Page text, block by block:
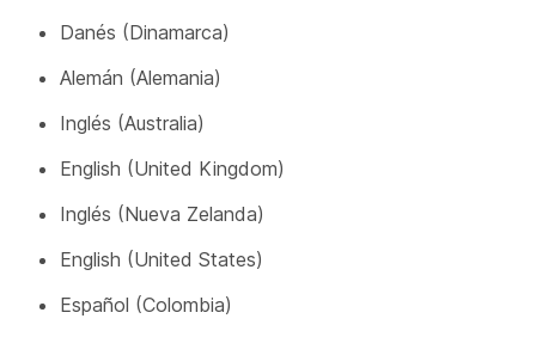
Danés (Dinamarca)
Alemán (Alemania)
Inglés (Australia)
English (United Kingdom)
Inglés (Nueva Zelanda)
English (United States)
Español (Colombia)